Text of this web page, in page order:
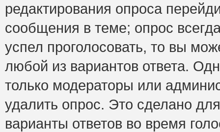
редактирования опроса
сообщения в теме; опрос
успел проголосовать, то вы
любой из вариантов ответа.
только модераторы или
удалить опрос. Это сделано
варианты ответов во время